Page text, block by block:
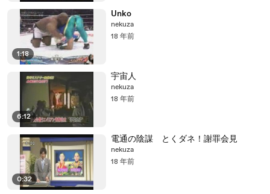
1:18
Unko
nekuza
18 年前
6:12
宇宙人
nekuza
18 年前
0:32
電通の陰謀 とくダネ！謝罪会見
nekuza
18 年前